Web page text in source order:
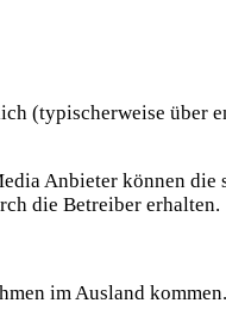
(typischerweise über
Anbieter können die
die Betreiber erhalten.
im Ausland